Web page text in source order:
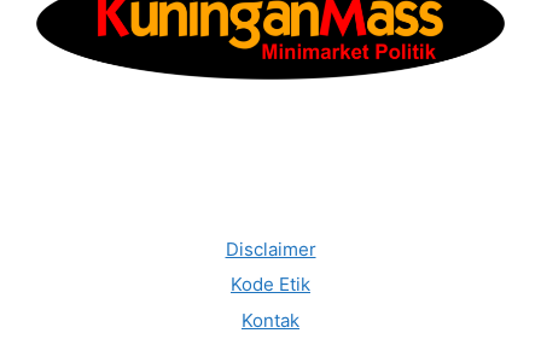
Disclaimer
Kode Etik
Kontak